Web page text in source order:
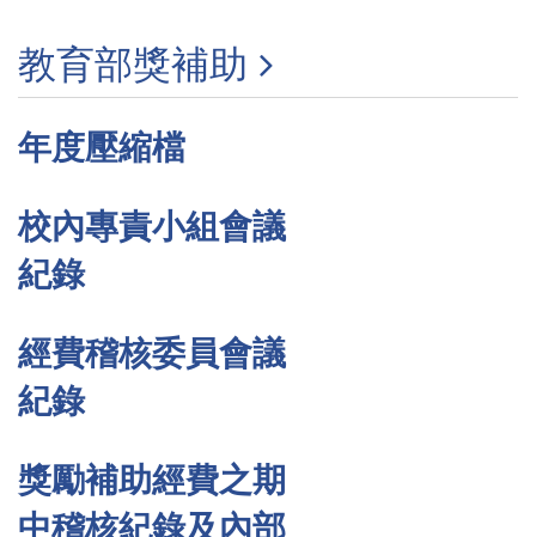
教育部獎補助
年度壓縮檔
校內專責小組會議
紀錄
經費稽核委員會議
紀錄
獎勵補助經費之期
中稽核紀錄及內部